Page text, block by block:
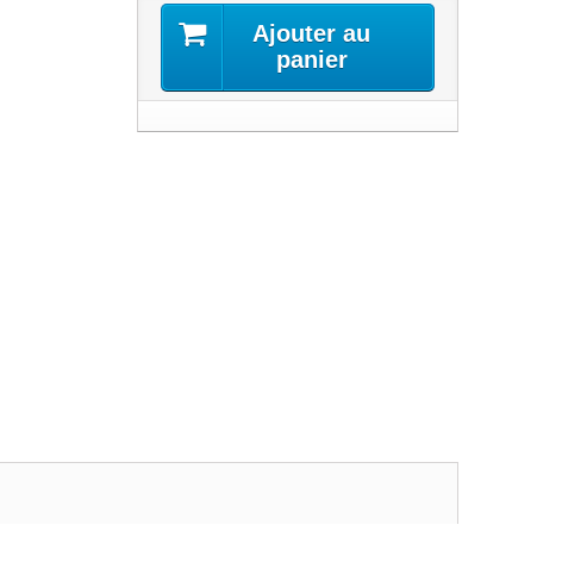
Ajouter au
panier